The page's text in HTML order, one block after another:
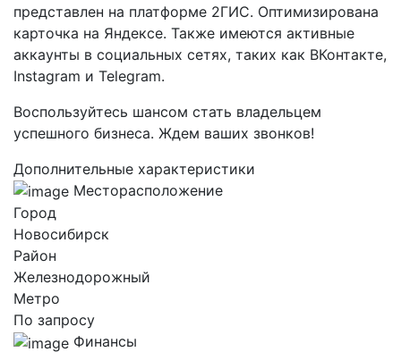
представлен на платформе 2ГИС. Оптимизирована
карточка на Яндексе. Также имеются активные
аккаунты в социальных сетях, таких как ВКонтакте,
Instagram и Telegram.
Воспользуйтесь шансом стать владельцем
успешного бизнеса. Ждем ваших звонков!
Дополнительные характеристики
Месторасположение
Город
Новосибирск
Район
Железнодорожный
Метро
По запросу
Финансы